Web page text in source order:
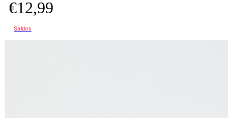
€12,99
Saldos